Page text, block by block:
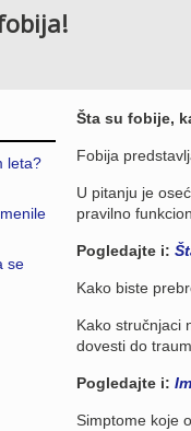
leta?
se
Šta su fobije,
Fobija
U pitanju je
pravilno
Pogledajte i:
Kako biste
Kako stručnjaci
dovesti do
Pogledajte i:
Simptome koje